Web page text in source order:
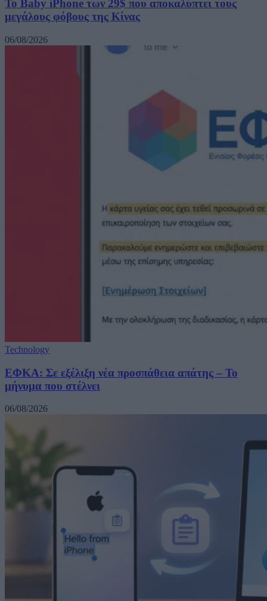
Το Baby iPhone των 29$ που αποκαλύπτει τους
μεγάλους φόβους της Κίνας
06/08/2026
Technology
ΕΦΚΑ: Σε εξέλιξη νέα προσπάθεια απάτης – Το
μήνυμα που στέλνει
06/08/2026